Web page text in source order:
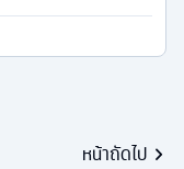
หน้าถัดไป